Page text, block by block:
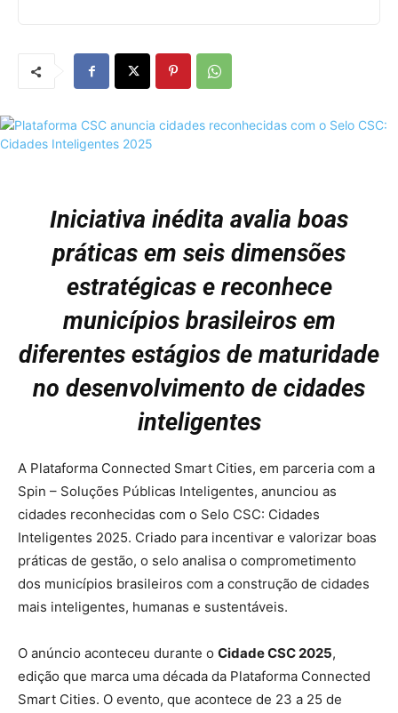
Iniciativa inédita avalia boas
práticas em seis dimensões
estratégicas e reconhece
municípios brasileiros em
diferentes estágios de maturidade
no desenvolvimento de cidades
inteligentes
A Plataforma Connected Smart Cities, em parceria com a
Spin – Soluções Públicas Inteligentes, anunciou as
cidades reconhecidas com o Selo CSC: Cidades
Inteligentes 2025. Criado para incentivar e valorizar boas
práticas de gestão, o selo analisa o comprometimento
dos municípios brasileiros com a construção de cidades
mais inteligentes, humanas e sustentáveis.
O anúncio aconteceu durante o Cidade CSC 2025,
edição que marca uma década da Plataforma Connected
Smart Cities. O evento, que acontece de 23 a 25 de